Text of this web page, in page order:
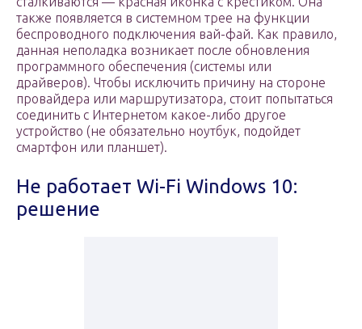
также появляется в системном трее на функции
беспроводного подключения вай-фай. Как правило,
данная неполадка возникает после обновления
программного обеспечения (системы или
драйверов). Чтобы исключить причину на стороне
провайдера или маршрутизатора, стоит попытаться
соединить с Интернетом какое-либо другое
устройство (не обязательно ноутбук, подойдет
смартфон или планшет).
Не работает Wi-Fi Windows 10:
решение